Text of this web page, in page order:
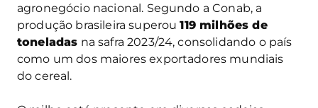
agronegócio nacional. Segundo a Conab, a
produção brasileira superou119 milhões de
toneladas na safra 2023/24, consolidando o país
como um dos maiores exportadores mundiais
do cereal.